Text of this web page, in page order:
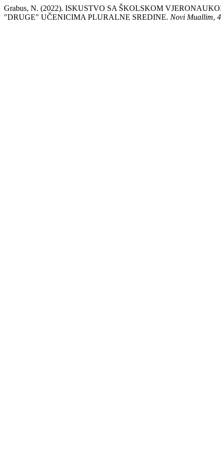
Grabus, N. (2022). ISKUSTVO SA ŠKOLSKOM
"DRUGE" UČENICIMA PLURALNE SREDINE. Novi Muallim, 4